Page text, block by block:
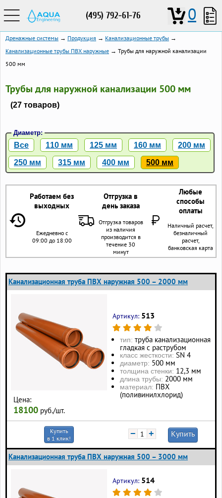
(495) 792-61-76 0
Дренажные системы → Продукция → Канализационные трубы →
Канализационные трубы ПВХ наружные → Трубы для наружной канализации
500 мм
Трубы для наружной канализации 500 мм
(27 товаров)
Диаметр:
Все 110 мм 125 мм 160 мм 200 мм
250 мм 315 мм 400 мм 500 мм
Работаем без
выходных
Отгрузка в
день заказа
Любые
способы
оплаты
Ежедневно с
09:00 до 18:00
Отгрузка товаров
из наличия
производится в
течение 30
минут
Наличный расчет,
безналичный
расчет,
банковская карта
Канализационная труба ПВХ наружная 500 – 2000 мм
Цена:
18100 руб./шт.
Артикул: 513
тип: труба канализационная
гладкая с раструбом
класс жесткости: SN 4
диаметр: 500 мм
толщина стенки: 12,3 мм
длина трубы: 2000 мм
материал: ПВХ
(поливинилхлорид)
Купить
в 1 клик!
− + Купить
Канализационная труба ПВХ наружная 500 – 3000 мм
Артикул: 514